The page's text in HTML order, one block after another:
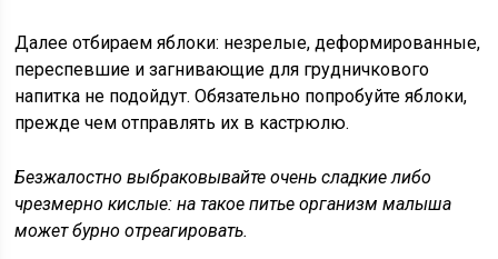
Далее отбираем яблоки: незрелые, деформированные,
переспевшие и загнивающие для грудничкового
напитка не подойдут. Обязательно попробуйте яблоки,
прежде чем отправлять их в кастрюлю.
Безжалостно выбраковывайте очень сладкие либо
чрезмерно кислые: на такое питье организм малыша
может бурно отреагировать.